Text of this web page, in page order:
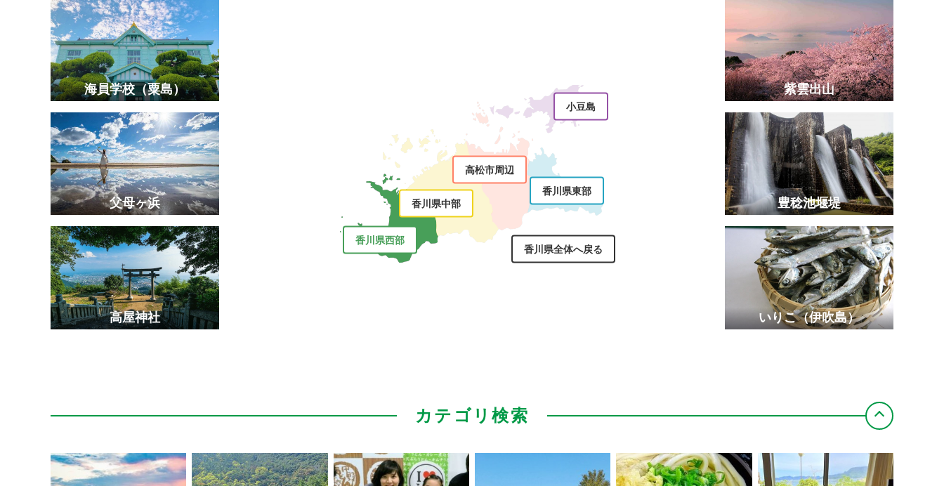
香川県全体へ戻る
高松市周辺
香川県東部
香川県中部
香川県西部
小豆島
金刀比羅宮
特別名勝 栗林公園
瀬戸大橋
大窪寺
銭形砂絵（寛永通宝）
直島
屋島
さぬきこどもの国
玉藻公園（玉藻城）
高松中央商店街
男木島（港）
香川県庁東館
ドルフィンセンター
大串自然公園
しろとり動物園
和三盆（讃州井筒屋敷）
ランプロファイア（船からの
写真）
津田の松原・琴林公園
丸亀城
金丸座
瀬戸大橋記念公園
四国水族館
満濃池
総本山 善通寺
海員学校（粟島）
父母ヶ浜
高屋神社
紫雲出山
豊稔池堰堤
いりこ（伊吹島）
エンジェルロード オリーブ公園
カテゴリ検索